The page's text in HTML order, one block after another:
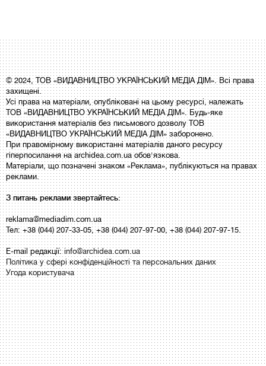
© 2024, ТОВ «ВИДАВНИЦТВО УКРАЇНСЬКИЙ МЕДІА ДІМ». Всі права
захищені.
Усі права на матеріали, опубліковані на цьому ресурсі, належать
ТОВ «ВИДАВНИЦТВО УКРАЇНСЬКИЙ МЕДІА ДІМ». Будь-яке
використання матеріалів без письмового дозволу ТОВ
«ВИДАВНИЦТВО УКРАЇНСЬКИЙ МЕДІА ДІМ» заборонено.
При правомірному використанні матеріалів даного ресурсу
гіперпосилання на archidea.com.ua обов'язкова.
Матеріали, що позначені знаком «Реклама», публікуються на правах
реклами.
З питань реклами звертайтесь:
reklama@mediadim.com.ua
Тел: +38 (044) 207-33-05, +38 (044) 207-97-00, +38 (044) 207-97-15.
E-mail редакції:info@archidea.com.ua
Політика у сфері конфіденційності та персональних даних
Угода користувача